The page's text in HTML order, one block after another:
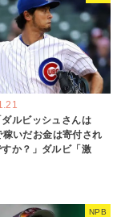
ダルビッシュさんは
いだお金は寄付され
か？」ダルビ「激
NPB